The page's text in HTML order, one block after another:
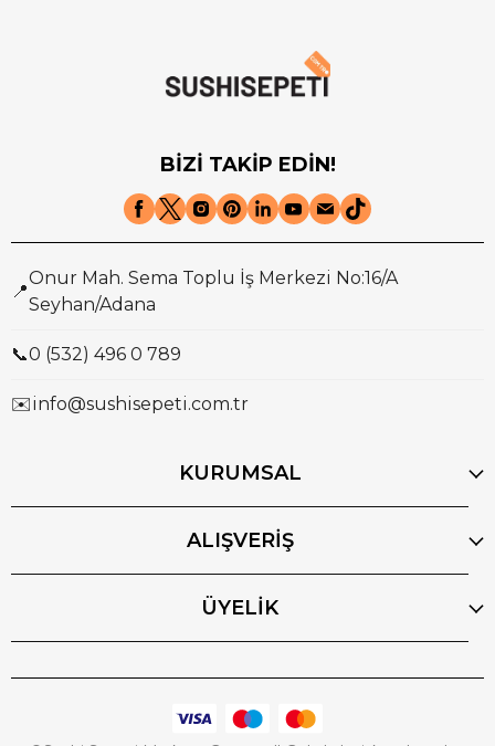
BİZİ TAKİP EDİN!
📍
Onur Mah. Sema Toplu İş Merkezi No:16/A
Seyhan/Adana
📞0 (532) 496 0 789
✉️info@sushisepeti.com.tr
KURUMSAL
ALIŞVERİŞ
ÜYELİK